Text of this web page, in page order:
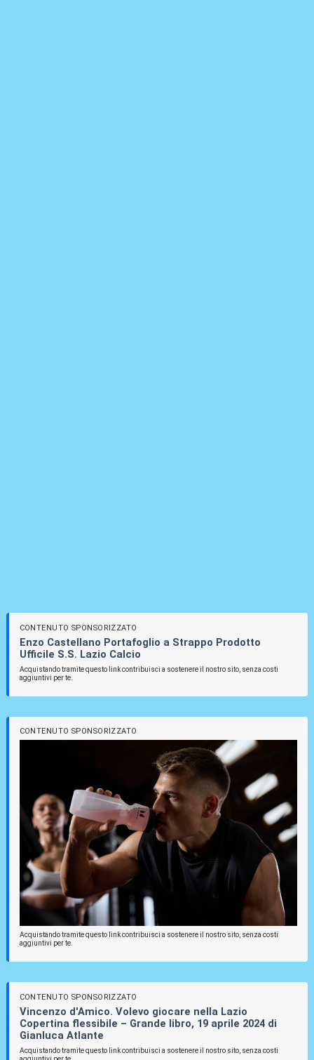
CONTENUTO SPONSORIZZATO
Enzo Castellano Portafoglio a Strappo Prodotto
Ufficile S.S. Lazio Calcio
Acquistando tramite questo link contribuisci a sostenere il nostro sito, senza costi
aggiuntivi per te.
CONTENUTO SPONSORIZZATO
Acquistando tramite questo link contribuisci a sostenere il nostro sito, senza costi
aggiuntivi per te.
CONTENUTO SPONSORIZZATO
Vincenzo d'Amico. Volevo giocare nella Lazio
Copertina flessibile – Grande libro, 19 aprile 2024 di
Gianluca Atlante
Acquistando tramite questo link contribuisci a sostenere il nostro sito, senza costi